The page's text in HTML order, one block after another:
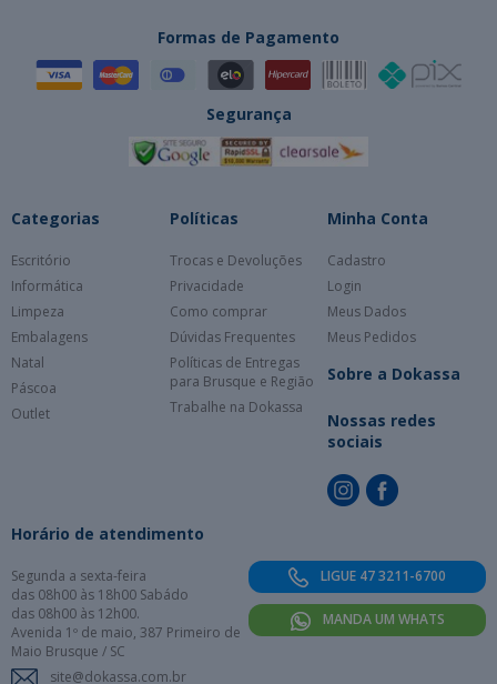
Formas de Pagamento
Segurança
Categorias
Escritório
Informática
Limpeza
Embalagens
Natal
Páscoa
Outlet
Políticas
Trocas e Devoluções
Privacidade
Como comprar
Dúvidas Frequentes
Políticas de Entregas
para Brusque e Região
Trabalhe na Dokassa
Minha Conta
Cadastro
Login
Meus Dados
Meus Pedidos
Sobre a Dokassa
Nossas redes
sociais
Horário de atendimento
Segunda a sexta-feira
das 08h00 às 18h00 Sabádo
das 08h00 às 12h00.
Avenida 1º de maio, 387 Primeiro de
Maio Brusque / SC
site@dokassa.com.br
LIGUE 47 3211-6700
MANDA UM WHATS